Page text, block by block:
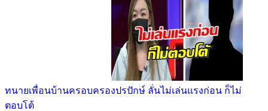
ทนายเพื่อนบ้านครอบครองปรปักษ์ ลั่นไม่เล่นแรงก่อน ก็ไม่
ตอบโต้